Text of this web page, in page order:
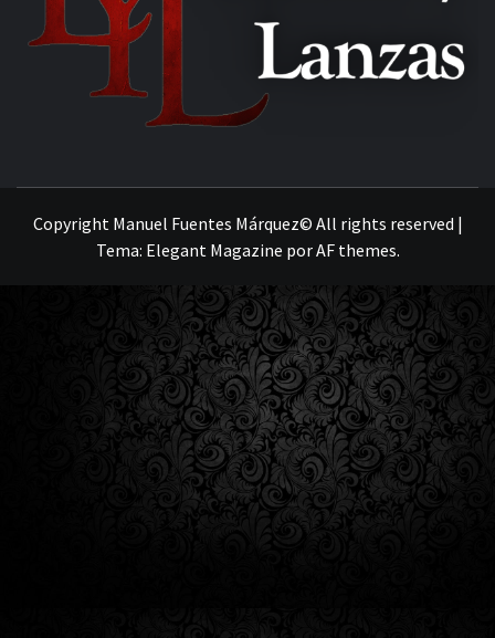
Copyright Manuel Fuentes Márquez© All rights reserved |
Tema: Elegant Magazine porAF themes.